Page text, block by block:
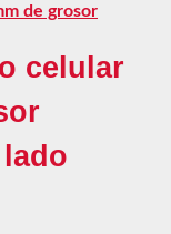
de grosor
celular